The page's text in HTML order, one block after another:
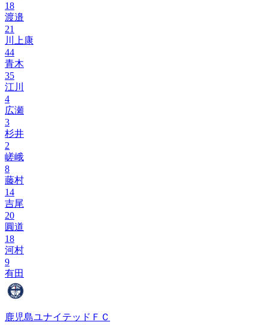
18
渡邉
21
川上康
44
青木
35
江川
4
広瀬
3
杉井
2
嵯峨
8
藤村
14
吉尾
20
圓道
18
河村
9
有田
鹿児島ユナイテッドＦＣ